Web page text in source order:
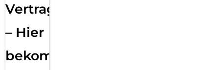
Vertragsabwicklung
– Hier
bekommst